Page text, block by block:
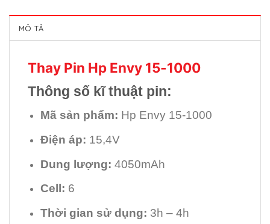
MÔ TẢ
Thay Pin Hp Envy 15-1000
Thông số kĩ thuật pin:
Mã sản phẩm: Hp Envy 15-1000
Điện áp: 15,4V
Dung lượng: 4050mAh
Cell: 6
Thời gian sử dụng: 3h – 4h